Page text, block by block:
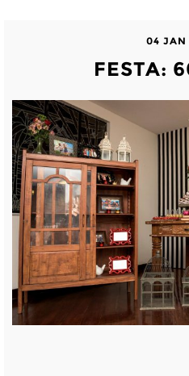
04 JAN
FESTA: